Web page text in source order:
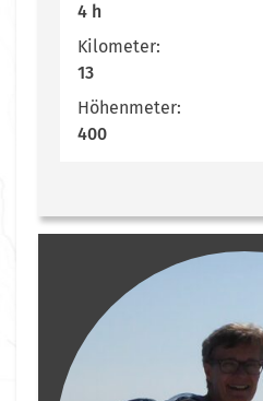
4 h
Kilometer:
13
Höhenmeter:
400